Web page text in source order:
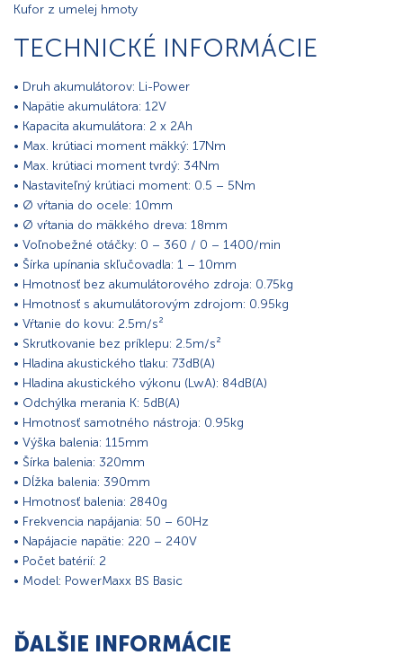
Kufor z umelej hmoty
TECHNICKÉ INFORMÁCIE
• Druh akumulátorov: Li-Power
• Napätie akumulátora: 12V
• Kapacita akumulátora: 2 x 2Ah
• Max. krútiaci moment mäkký: 17Nm
• Max. krútiaci moment tvrdý: 34Nm
• Nastaviteľný krútiaci moment: 0.5 – 5Nm
• Ø vŕtania do ocele: 10mm
• Ø vŕtania do mäkkého dreva: 18mm
• Voľnobežné otáčky: 0 – 360 / 0 – 1400/min
• Šírka upínania skľučovadla: 1 – 10mm
• Hmotnosť bez akumulátorového zdroja: 0.75kg
• Hmotnosť s akumulátorovým zdrojom: 0.95kg
• Vŕtanie do kovu: 2.5m/s²
• Skrutkovanie bez príklepu: 2.5m/s²
• Hladina akustického tlaku: 73dB(A)
• Hladina akustického výkonu (LwA): 84dB(A)
• Odchýlka merania K: 5dB(A)
• Hmotnosť samotného nástroja: 0.95kg
• Výška balenia: 115mm
• Šírka balenia: 320mm
• Dĺžka balenia: 390mm
• Hmotnosť balenia: 2840g
• Frekvencia napájania: 50 – 60Hz
• Napájacie napätie: 220 – 240V
• Počet batérií: 2
• Model: PowerMaxx BS Basic
ĎALŠIE INFORMÁCIE